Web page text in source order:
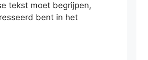
tekst moet begrijpen,
bent in het